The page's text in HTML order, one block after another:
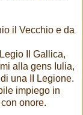
il Vecchio e da
II Gallica,
alla gens Iulia,
una II Legione.
impiego in
onore.